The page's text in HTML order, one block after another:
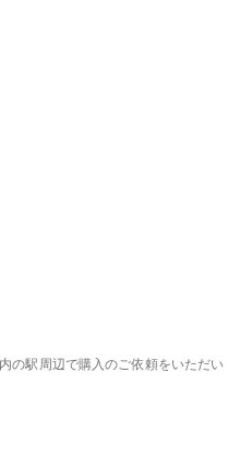
の駅周辺で購入のご依頼をいただい